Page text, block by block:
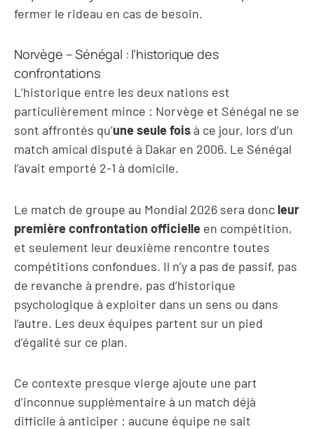
fermer le rideau en cas de besoin.
Norvège – Sénégal : l’historique des
confrontations
L’historique entre les deux nations est
particulièrement mince : Norvège et Sénégal ne se
sont affrontés qu’une seule fois à ce jour, lors d’un
match amical disputé à Dakar en 2006. Le Sénégal
l’avait emporté 2-1 à domicile.
Le match de groupe au Mondial 2026 sera donc leur
première confrontation officielle en compétition,
et seulement leur deuxième rencontre toutes
compétitions confondues. Il n’y a pas de passif, pas
de revanche à prendre, pas d’historique
psychologique à exploiter dans un sens ou dans
l’autre. Les deux équipes partent sur un pied
d’égalité sur ce plan.
Ce contexte presque vierge ajoute une part
d’inconnue supplémentaire à un match déjà
difficile à anticiper : aucune équipe ne sait